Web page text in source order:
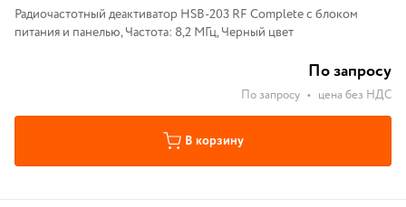
Радиочастотный деактиватор HSB-203 RF Complete с блоком
питания и панелью, Частота: 8,2 МГц, Черный цвет
По запросу
По запросу • цена без НДС
В корзину